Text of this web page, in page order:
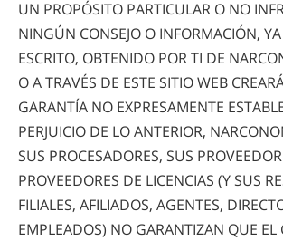
UN PROPÓSITO PARTICULAR O NO
NINGÚN CONSEJO O INFORMACIÓN,
ESCRITO, OBTENIDO POR TI DE
O A TRAVÉS DE ESTE SITIO WEB
GARANTÍA NO EXPRESAMENTE
PERJUICIO DE LO ANTERIOR,
SUS PROCESADORES, SUS
PROVEEDORES DE LICENCIAS (Y SUS
FILIALES, AFILIADOS, AGENTES,
EMPLEADOS) NO GARANTIZAN QUE EL